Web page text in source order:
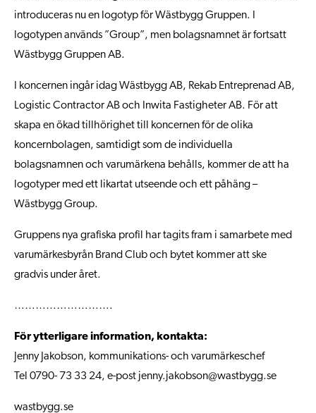
introduceras nu en logotyp för Wästbygg Gruppen. I
logotypen används ”Group”, men bolagsnamnet är fortsatt
Wästbygg Gruppen AB.
I koncernen ingår idag Wästbygg AB, Rekab Entreprenad AB,
Logistic Contractor AB och Inwita Fastigheter AB. För att
skapa en ökad tillhörighet till koncernen för de olika
koncernbolagen, samtidigt som de individuella
bolagsnamnen och varumärkena behålls, kommer de att ha
logotyper med ett likartat utseende och ett påhäng –
Wästbygg Group.
Gruppens nya grafiska profil har tagits fram i samarbete med
varumärkesbyrån Brand Club och bytet kommer att ske
gradvis under året.
……………………….
För ytterligare information, kontakta:
Jenny Jakobson, kommunikations- och varumärkeschef
Tel 0790- 73 33 24, e-post jenny.jakobson@wastbygg.se
wastbygg.se